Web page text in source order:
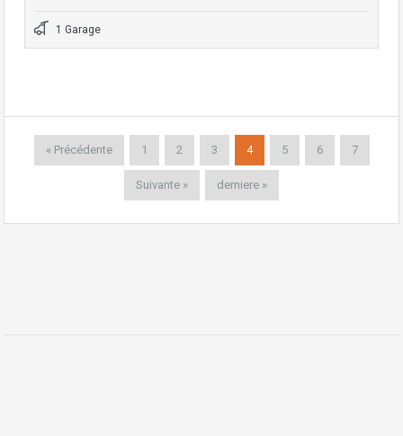
1 Garage
« Précédente 1 2 3 4 5 6 7
Suivante » derniere »